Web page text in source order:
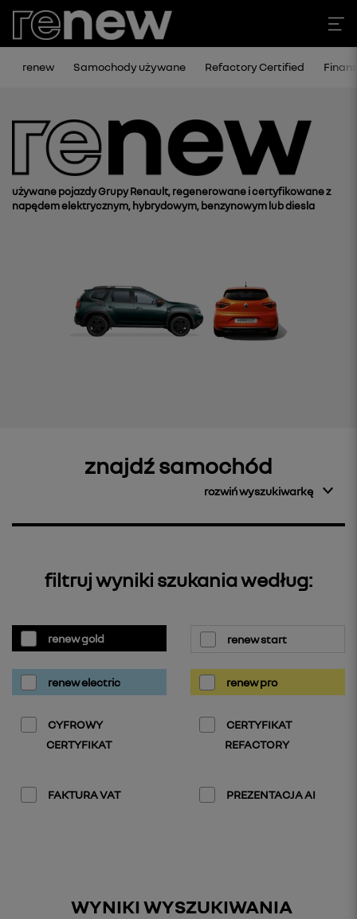
renew Samochody używane Refactory Certified
używane pojazdy Grupy Renault, regenerowane i certyfikowane z
napędem elektrycznym, hybrydowym, benzynowym lub diesla
znajdź samochód
rozwiń wyszukiwarkę
filtruj wyniki szukania według:
renew gold renew start
renew electric renew pro
CYFROWY
CERTYFIKAT
CERTYFIKAT
REFACTORY
FAKTURA VAT PREZENTACJA AI
WYNIKI WYSZUKIWANIA